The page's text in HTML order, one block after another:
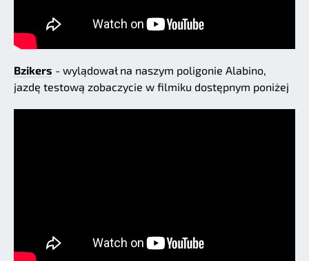
Bzikers - wylądował na naszym poligonie Alabino,
jazdę testową zobaczycie w filmiku dostępnym poniżej